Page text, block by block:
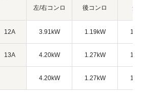
左/右コンロ 後コンロ グ
12A 3.91kW 1.19kW
13A 4.20kW 1.27kW
4.20kW 1.27kW